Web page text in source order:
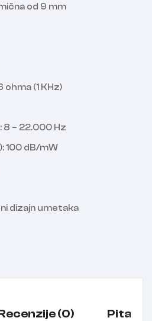
od 9 mm
ohma (1 KHz)
8 – 22.000 Hz
100 dB/mW
dizajn umetaka
(0) Pitanja